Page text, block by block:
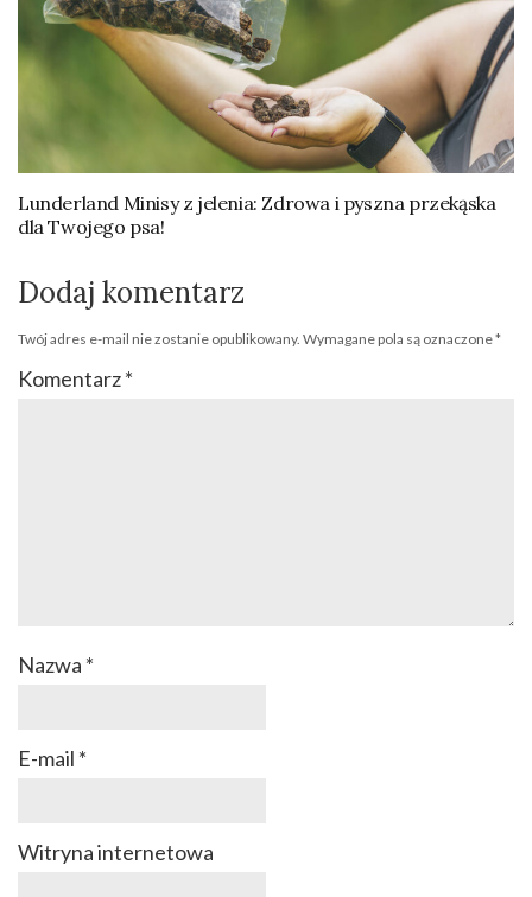
Lunderland Minisy z jelenia: Zdrowa i pyszna przekąska
dla Twojego psa!
Dodaj komentarz
Twój adres e-mail nie zostanie opublikowany. Wymagane pola są oznaczone*
Komentarz*
Nazwa *
E-mail *
Witryna internetowa